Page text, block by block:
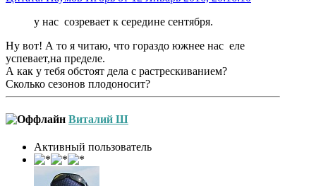
у нас созревает к середине сентября.
Ну вот! А то я читаю, что гораздо южнее нас еле
успевает,на пределе.
А как у тебя обстоят дела с растрескиванием?
Сколько сезонов плодоносит?
Виталий Ш
Активный пользователь